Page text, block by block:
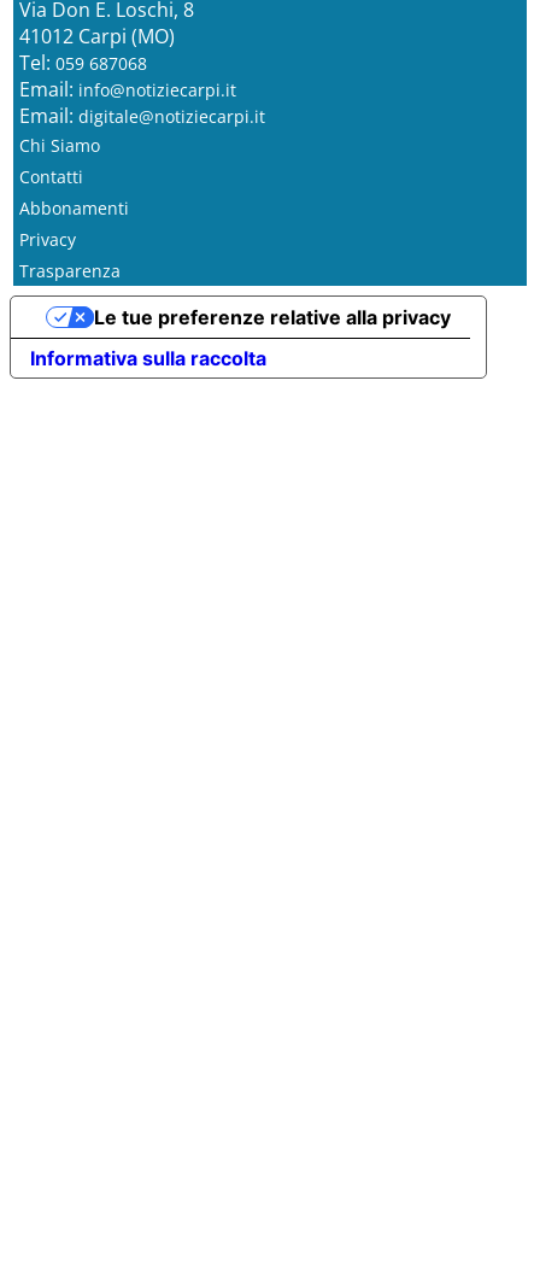
Via Don E. Loschi, 8
41012 Carpi (MO)
Tel: 059 687068
Email: info@notiziecarpi.it
Email: digitale@notiziecarpi.it
Chi Siamo
Contatti
Abbonamenti
Privacy
Trasparenza
Informativa sulla raccolta
Le tue preferenze relative alla privacy